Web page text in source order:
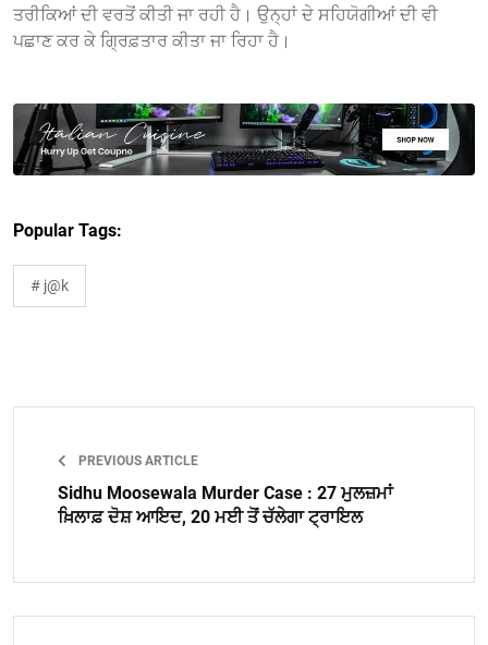
ਤਰੀਕਿਆਂ ਦੀ ਵਰਤੋਂ ਕੀਤੀ ਜਾ ਰਹੀ ਹੈ। ਉਨ੍ਹਾਂ ਦੇ ਸਹਿਯੋਗੀਆਂ ਦੀ ਵੀ
ਪਛਾਣ ਕਰ ਕੇ ਗਿ੍ਰਫ਼ਤਾਰ ਕੀਤਾ ਜਾ ਰਿਹਾ ਹੈ।
Popular Tags:
# j@k
PREVIOUS ARTICLE
Sidhu Moosewala Murder Case : 27 ਮੁਲਜ਼ਮਾਂ
ਖ਼ਿਲਾਫ਼ ਦੋਸ਼ ਆਇਦ, 20 ਮਈ ਤੋਂ ਚੱਲੇਗਾ ਟ੍ਰਾਇਲ